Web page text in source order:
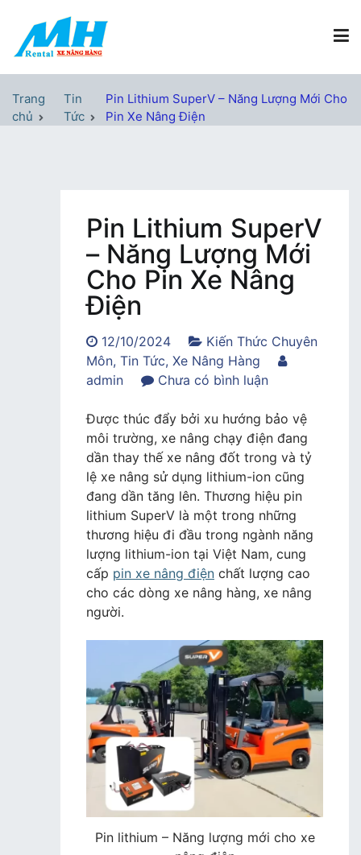
nội
Xe Nâng Hàng MH Rental
Trang
chủ
Tin
Tức
Pin Lithium SuperV – Năng Lượng Mới Cho
Pin Xe Nâng Điện
Pin Lithium SuperV
– Năng Lượng Mới
Cho Pin Xe Nâng
Điện
12/10/2024
Kiến Thức Chuyên
Môn, Tin Tức, Xe Nâng Hàng
admin
Chưa có bình luậntrong
Lithium
SuperV
–
Năng
Lượng
Mới
Cho
Pin
Xe
Nâng
Được thúc đẩy bởi xu hướng bảo vệ
môi trường, xe nâng chạy điện đang
dần thay thế xe nâng đốt trong và tỷ
lệ xe nâng sử dụng lithium-ion cũng
đang dần tăng lên. Thương hiệu pin
lithium SuperV là một trong những
thương hiệu đi đầu trong ngành năng
lượng lithium-ion tại Việt Nam, cung
cấp pin xe nâng điện chất lượng cao
cho các dòng xe nâng hàng, xe nâng
người.
Pin lithium – Năng lượng mới cho xe